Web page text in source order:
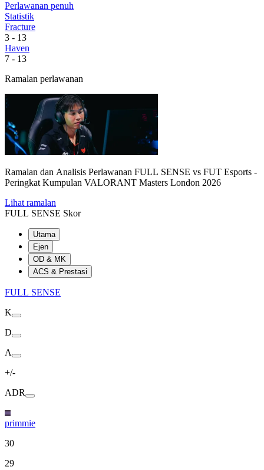
Perlawanan penuh
Statistik
Fracture
3 - 13
Haven
7 - 13
Ramalan perlawanan
Ramalan dan Analisis Perlawanan FULL SENSE vs FUT Esports -
Peringkat Kumpulan VALORANT Masters London 2026
Lihat ramalan
FULL SENSE Skor
Utama
Ejen
OD & MK
ACS & Prestasi
FULL SENSE
K
D
A
+/-
ADR
primmie
30
29